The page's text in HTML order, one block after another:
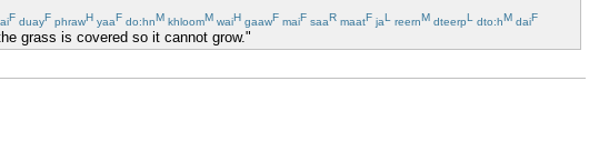
F duayF phrawH yaaF do:hnM khloomM waiH gaawF maiF saaR maatF jaL reernM dteerpL dto:hM daiF
grass is covered so it cannot grow."